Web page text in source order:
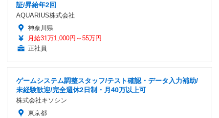
証/昇給年2回
AQUARIUS株式会社
神奈川県
月給31万1,000円～55万円
正社員
ゲームシステム調整スタッフ/テスト確認・データ入力補助/
未経験歓迎/完全週休2日制・月40万以上可
株式会社キソシン
東京都